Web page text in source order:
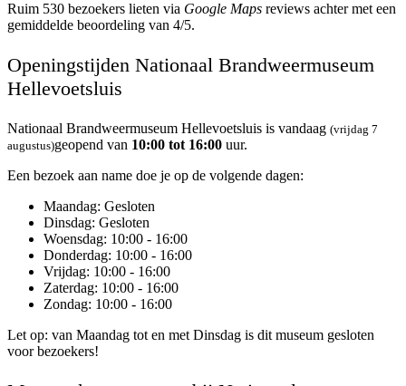
Ruim 530 bezoekers lieten via Google Maps reviews achter met een
gemiddelde beoordeling van 4/5.
Openingstijden Nationaal Brandweermuseum
Hellevoetsluis
Nationaal Brandweermuseum Hellevoetsluis is vandaag (vrijdag 7
augustus)geopend van 10:00 tot 16:00 uur.
Een bezoek aan name doe je op de volgende dagen:
Maandag: Gesloten
Dinsdag: Gesloten
Woensdag: 10:00 - 16:00
Donderdag: 10:00 - 16:00
Vrijdag: 10:00 - 16:00
Zaterdag: 10:00 - 16:00
Zondag: 10:00 - 16:00
Let op: van Maandag tot en met Dinsdag is dit museum gesloten
voor bezoekers!